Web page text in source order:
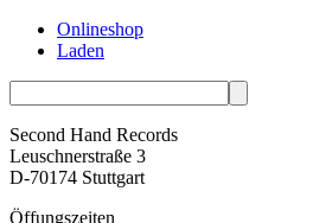
Onlineshop
Laden
Second Hand Records
Leuschnerstraße 3
D-70174 Stuttgart
Öffungszeiten